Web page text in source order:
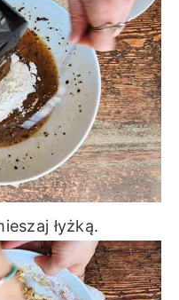
łyżką.